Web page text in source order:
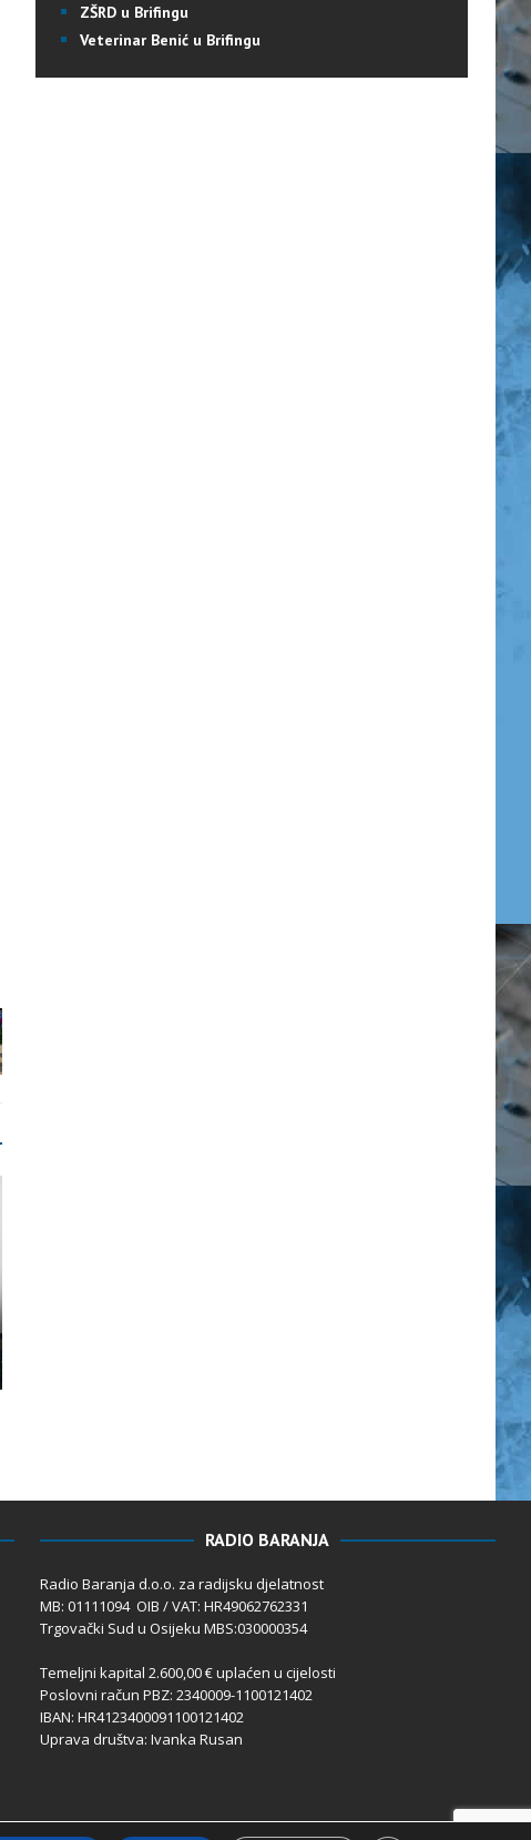
ZŠRD u Brifingu
Veterinar Benić u Brifingu
RADIO BARANJA
Radio Baranja d.o.o. za radijsku djelatnost
MB: 01111094 OIB / VAT: HR49062762331
Trgovački Sud u Osijeku MBS:030000354
Temeljni kapital 2.600,00 € uplaćen u cijelosti
Poslovni račun PBZ: 2340009-1100121402
IBAN: HR4123400091100121402
Uprava društva: Ivanka Rusan